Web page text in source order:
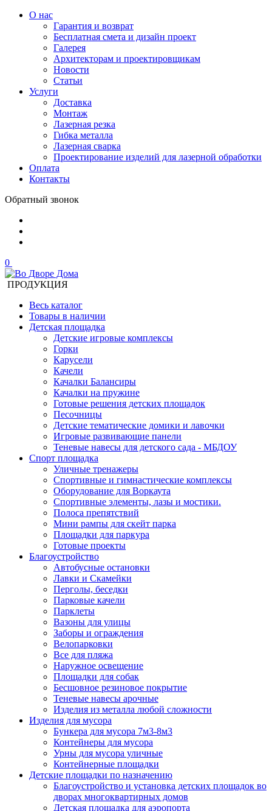
О нас
Гарантия и возврат
Бесплатная смета и дизайн проект
Галерея
Архитекторам и проектировщикам
Новости
Статьи
Услуги
Доставка
Монтаж
Лазерная резка
Гибка металла
Лазерная сварка
Проектирование изделий для лазерной обработки
Оплата
Контакты
Обратный звонок
0
ПРОДУКЦИЯ
Весь каталог
Товары в наличии
Детская площадка
Детские игровые комплексы
Горки
Карусели
Качели
Качалки Балансиры
Качалки на пружине
Готовые решения детских площадок
Песочницы
Детские тематические домики и лавочки
Игровые развивающие панели
Теневые навесы для детского сада - МБДОУ
Спорт площадка
Уличные тренажеры
Спортивные и гимнастические комплексы
Оборудование для Воркаута
Спортивные элементы, лазы и мостики.
Полоса препятствий
Мини рампы для скейт парка
Площадки для паркура
Готовые проекты
Благоустройство
Автобусные остановки
Лавки и Скамейки
Перголы, беседки
Парковые качели
Парклеты
Вазоны для улицы
Заборы и ограждения
Велопарковки
Все для пляжа
Наружное освещение
Площадки для собак
Бесшовное резиновое покрытие
Теневые навесы арочные
Изделия из металла любой сложности
Изделия для мусора
Бункера для мусора 7м3-8м3
Контейнеры для мусора
Урны для мусора уличные
Контейнерные площадки
Детские площадки по назначению
Благоустройство и установка детских площадок во
дворах многоквартирных домов
Детская площадка для аэропорта